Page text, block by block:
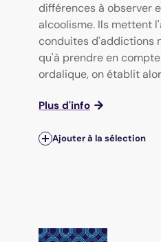
différences à observer
alcoolisme. Ils mettent
conduites d'addictions
qu'à prendre en
ordalique, on établit
Plus d'info
Ajouter à la sélection